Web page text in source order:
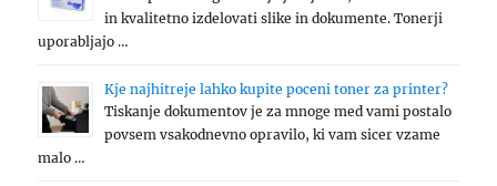
in kvalitetno izdelovati slike in dokumente. Tonerji
uporabljajo …
Kje najhitreje lahko kupite poceni toner za printer?
Tiskanje dokumentov je za mnoge med vami postalo
povsem vsakodnevno opravilo, ki vam sicer vzame
malo …